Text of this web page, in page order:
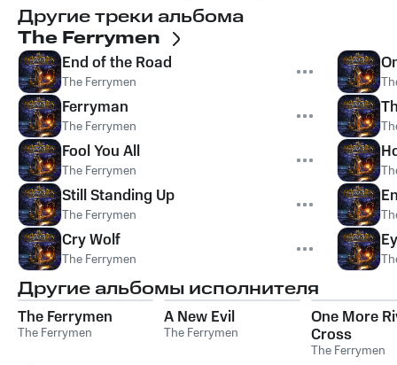
Другие треки альбома
The Ferrymen
End of the Road
The Ferrymen
Ferryman
The Ferrymen
Fool You All
The Ferrymen
Still Standing Up
The Ferrymen
Cry Wolf
The Ferrymen
Другие альбомы исполнителя
The Ferrymen
The Ferrymen
A New Evil
The Ferrymen
One More
Cross
The Ferrymen